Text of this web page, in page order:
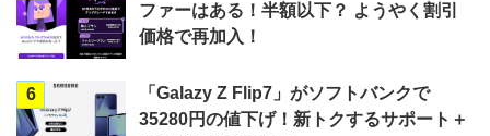
ファーはある！半額以下？ ようやく割引
価格で再加入！
6
「Galazy Z Flip7」がソフトバンクで
35280円の値下げ！新トクするサポート＋